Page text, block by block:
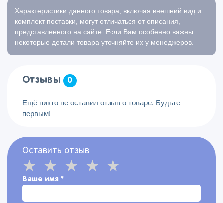
Характеристики данного товара, включая внешний вид и
комплект поставки, могут отличаться от описания,
представленного на сайте. Если Вам особенно важны
некоторые детали товара уточняйте их у менеджеров.
Отзывы 0
Ещё никто не оставил отзыв о товаре. Будьте
первым!
Оставить отзыв
Ваше имя *